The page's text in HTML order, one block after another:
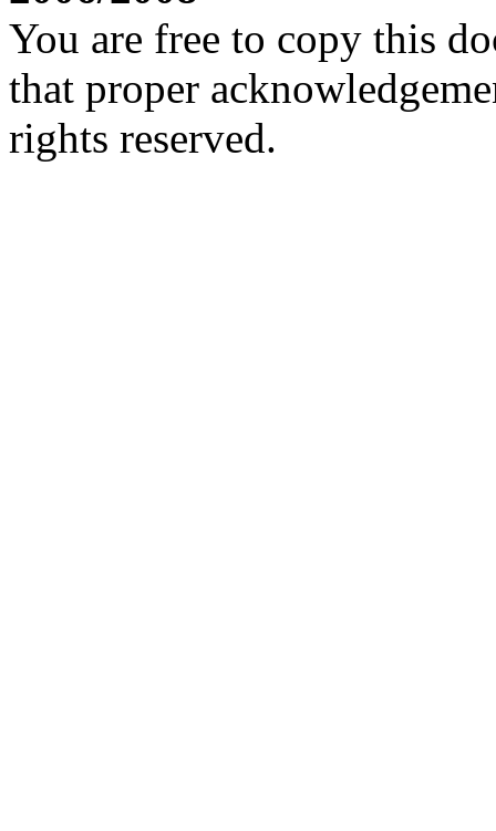
You are free to copy this
that proper
rights reserved.